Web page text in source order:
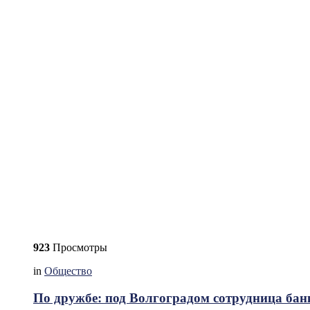
923 Просмотры
in Общество
По дружбе: под Волгоградом сотрудница